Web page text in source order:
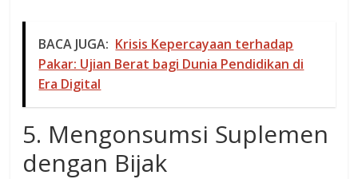
BACA JUGA: Krisis Kepercayaan terhadap
Pakar: Ujian Berat bagi Dunia Pendidikan di
Era Digital
5. Mengonsumsi Suplemen
dengan Bijak